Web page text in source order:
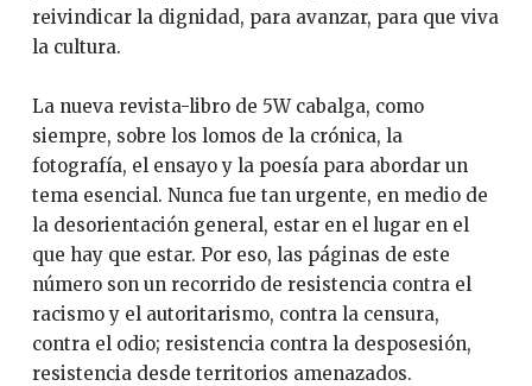
reivindicar la dignidad, para avanzar, para que viva
la cultura.
La nueva revista-libro de 5W cabalga, como
siempre, sobre los lomos de la crónica, la
fotografía, el ensayo y la poesía para abordar un
tema esencial. Nunca fue tan urgente, en medio de
la desorientación general, estar en el lugar en el
que hay que estar. Por eso, las páginas de este
número son un recorrido de resistencia contra el
racismo y el autoritarismo, contra la censura,
contra el odio; resistencia contra la desposesión,
resistencia desde territorios amenazados.